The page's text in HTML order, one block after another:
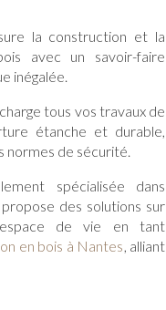
la construction et la
avec un savoir-faire
inégalée.
tous vos travaux de
étanche et durable,
normes de sécurité.
spécialisée dans
des solutions sur
de vie en tant
en bois à Nantes , alliant